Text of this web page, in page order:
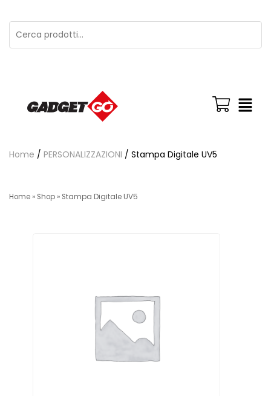
Home / PERSONALIZZAZIONI / Stampa Digitale UV5
Home » Shop » Stampa Digitale UV5